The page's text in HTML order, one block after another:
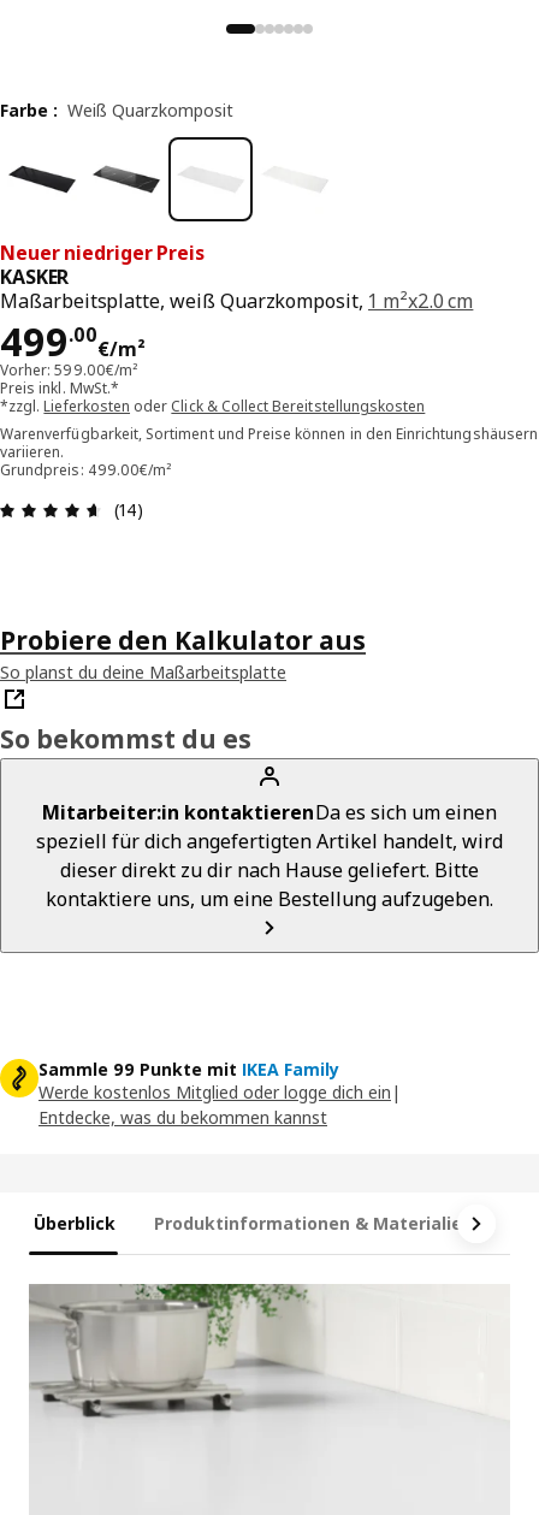
Neuer niedriger Preis
KASKER
Maßarbeitsplatte, weiß Quarzkomposit, 1 m²x2.0 cm
499.00
€/m²
Preis 499.00€/m²
Vorher: 599.00€/m²
Preis inkl. MwSt.*
*zzgl.Lieferkosten oder Click & Collect Bereitstellungskosten
Warenverfügbarkeit, Sortiment und Preise können in den Einrichtungshäusern
variieren.
Grundpreis: 499.00€/m²
Bewertung: 4.6 von 5 Sterne Alle Bewertungen:
(14)
Farbe : Weiß Quarzkomposit
Probiere den Kalkulator aus
So planst du deine Maßarbeitsplatte
So bekommst du es
Mitarbeiter:in kontaktierenDa es sich um einen
speziell für dich angefertigten Artikel handelt, wird
dieser direkt zu dir nach Hause geliefert. Bitte
kontaktiere uns, um eine Bestellung aufzugeben.
Sammle 99 Punkte mit IKEA Family
Werde kostenlos Mitglied oder logge dich ein |
Entdecke, was du bekommen kannst
Überblick Produktinformationen & Materialien